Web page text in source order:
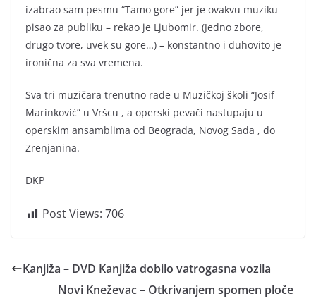
izabrao sam pesmu “Tamo gore” jer je ovakvu muziku
pisao za publiku – rekao je Ljubomir. (Jedno zbore,
drugo tvore, uvek su gore…) – konstantno i duhovito je
ironična za sva vremena.
Sva tri muzičara trenutno rade u Muzičkoj školi “Josif
Marinković” u Vršcu , a operski pevači nastupaju u
operskim ansamblima od Beograda, Novog Sada , do
Zrenjanina.
DKP
Post Views: 706
Kanjiža – DVD Kanjiža dobilo vatrogasna vozila
Novi Kneževac – Otkrivanjem spomen ploče